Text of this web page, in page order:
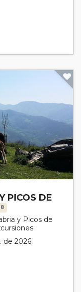
PICOS DE
y Picos de
de 2026